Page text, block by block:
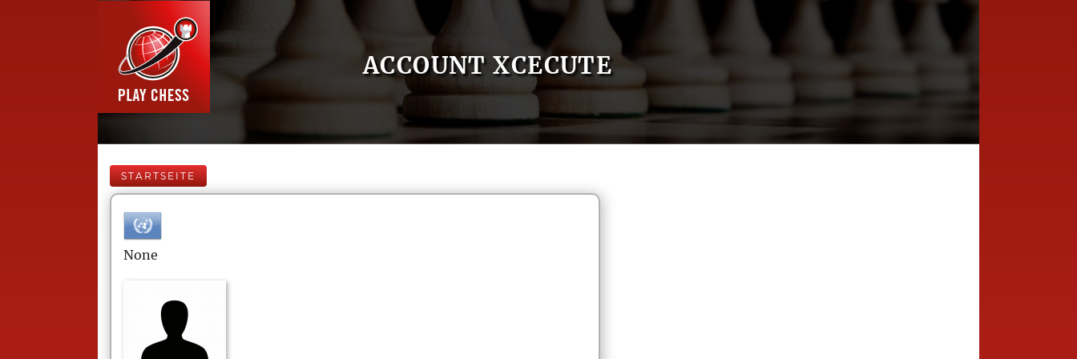
ACCOUNT XCECUTE
STARTSEITE
None